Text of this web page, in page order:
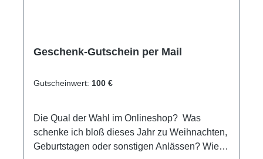
Geschenk-Gutschein per Mail
Gutscheinwert: 100 €
Die Qual der Wahl im Onlineshop? Was
schenke ich bloß dieses Jahr zu Weihnachten,
Geburtstagen oder sonstigen Anlässen? Wie